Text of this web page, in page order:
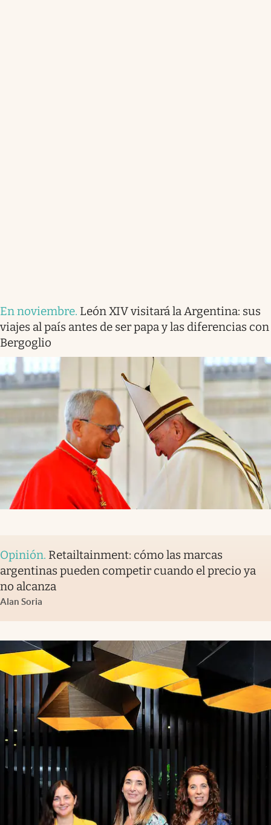
En noviembre. León XIV visitará la Argentina: sus
viajes al país antes de ser papa y las diferencias con
Bergoglio
Opinión. Retailtainment: cómo las marcas
argentinas pueden competir cuando el precio ya
no alcanza
Alan Soria